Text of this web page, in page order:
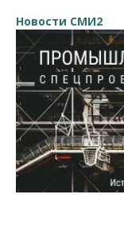
Новости СМИ2